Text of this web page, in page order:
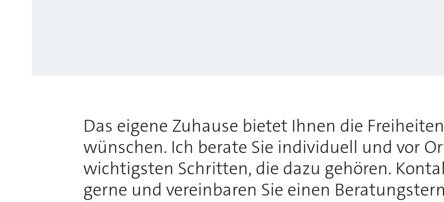
Das eigene Zuhause bietet Ihnen die
wünschen. Ich berate Sie individuell und vor
wichtigsten Schritten, die dazu gehören.
gerne und vereinbaren Sie einen